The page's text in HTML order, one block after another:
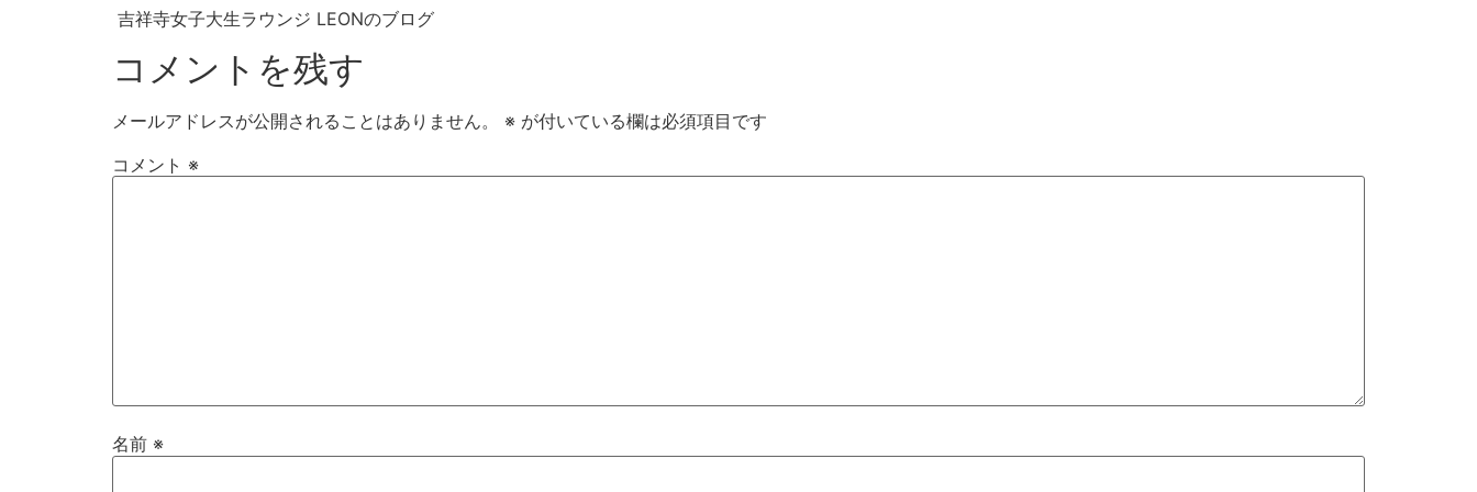
吉祥寺女子大生ラウンジ LEONのブログ
コメントを残す
メールアドレスが公開されることはありません。 ※ が付いている欄は必須項目です
コメント ※
名前 ※